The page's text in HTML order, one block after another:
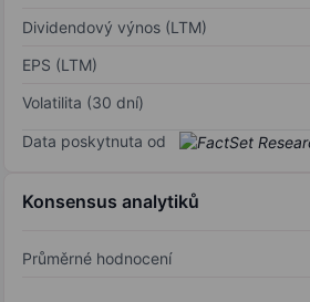
Dividendový výnos (LTM)
EPS (LTM)
Volatilita (30 dní)
Data poskytnuta od
Konsensus analytiků
Průměrné hodnocení